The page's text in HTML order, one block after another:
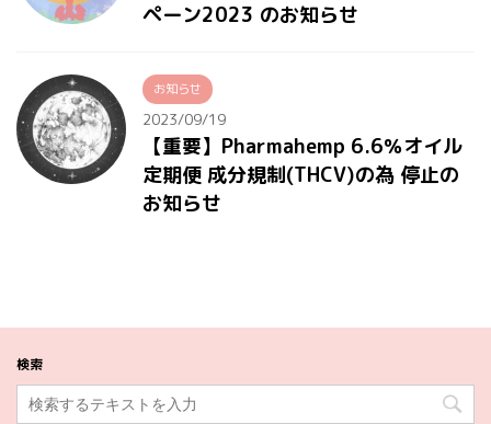
ペーン2023 のお知らせ
お知らせ
2023/09/19
【重要】Pharmahemp 6.6％オイル
定期便 成分規制(THCV)の為 停止の
お知らせ
検索